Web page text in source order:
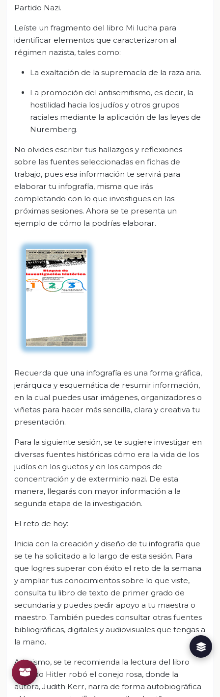
Partido Nazi.
Leíste un fragmento del libro Mi lucha para
identificar elementos que caracterizaron al
régimen nazista, tales como:
La exaltación de la supremacía de la raza aria.
La promoción del antisemitismo, es decir, la
hostilidad hacia los judíos y otros grupos
raciales mediante la aplicación de las leyes de
Nuremberg.
No olvides escribir tus hallazgos y reflexiones
sobre las fuentes seleccionadas en fichas de
trabajo, pues esa información te servirá para
elaborar tu infografía, misma que irás
completando con lo que investigues en las
próximas sesiones. Ahora se te presenta un
ejemplo de cómo la podrías elaborar.
Recuerda que una infografía es una forma gráfica,
jerárquica y esquemática de resumir información,
en la cual puedes usar imágenes, organizadores o
viñetas para hacer más sencilla, clara y creativa tu
presentación.
Para la siguiente sesión, se te sugiere investigar en
diversas fuentes históricas cómo era la vida de los
judíos en los guetos y en los campos de
concentración y de exterminio nazi. De esta
manera, llegarás con mayor información a la
segunda etapa de la investigación.
El reto de hoy:
Inicia con la creación y diseño de tu infografía que
se te ha solicitado a lo largo de esta sesión. Para
que logres superar con éxito el reto de la semana
y ampliar tus conocimientos sobre lo que viste,
consulta tu libro de texto de primer grado de
secundaria y puedes pedir apoyo a tu maestra o
maestro. También puedes consultar otras fuentes
bibliográficas, digitales y audiovisuales que tengas a
la mano.
Asimismo, se te recomienda la lectura del libro
Cuando Hitler robó el conejo rosa, donde la
autora, Judith Kerr, narra de forma autobiográfica